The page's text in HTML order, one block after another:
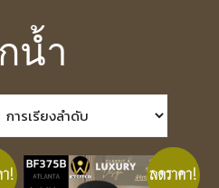
น้ำ
! ลดราคา!